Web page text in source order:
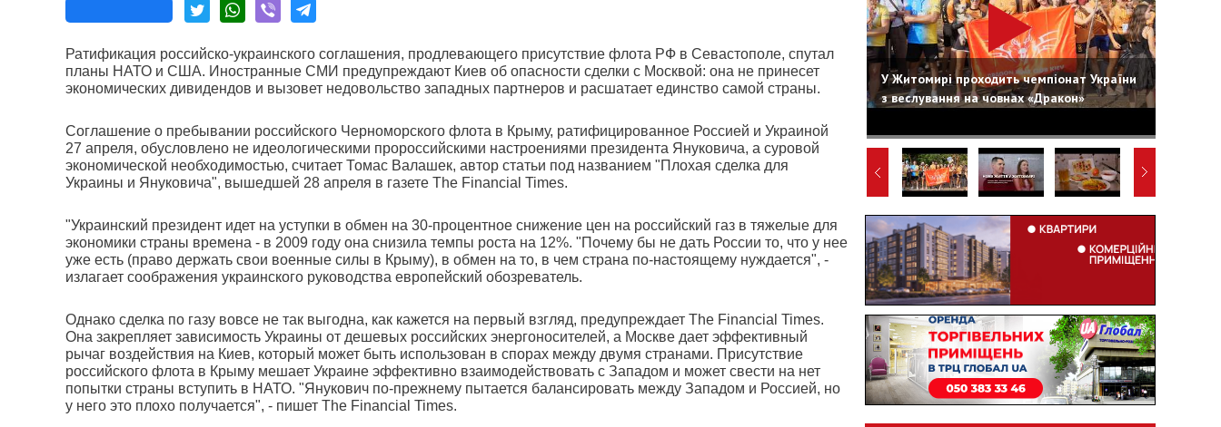
Ратификация российско-украинского соглашения, продлевающего присутствие флота РФ в Севастополе, спутал
планы НАТО и США. Иностранные СМИ предупреждают Киев об опасности сделки с Москвой: она не принесет
экономических дивидендов и вызовет недовольство западных партнеров и расшатает единство самой страны.
Соглашение о пребывании российского Черноморского флота в Крыму, ратифицированное Россией и Украиной
27 апреля, обусловлено не идеологическими пророссийскими настроениями президента Януковича, а суровой
экономической необходимостью, считает Томас Валашек, автор статьи под названием "Плохая сделка для
Украины и Януковича", вышедшей 28 апреля в газете The Financial Times.
"Украинский президент идет на уступки в обмен на 30-процентное снижение цен на российский газ в тяжелые для
экономики страны времена - в 2009 году она снизила темпы роста на 12%. "Почему бы не дать России то, что у нее
уже есть (право держать свои военные силы в Крыму), в обмен на то, в чем страна по-настоящему нуждается", -
излагает соображения украинского руководства европейский обозреватель.
Однако сделка по газу вовсе не так выгодна, как кажется на первый взгляд, предупреждает The Financial Times.
Она закрепляет зависимость Украины от дешевых российских энергоносителей, а Москве дает эффективный
рычаг воздействия на Киев, который может быть использован в спорах между двумя странами. Присутствие
российского флота в Крыму мешает Украине эффективно взаимодействовать с Западом и может свести на нет
попытки страны вступить в НАТО. "Янукович по-прежнему пытается балансировать между Западом и Россией, но
у него это плохо получается", - пишет The Financial Times.
У Житомирі проходить чемпіонат України
з веслування на човнах «Дракон»